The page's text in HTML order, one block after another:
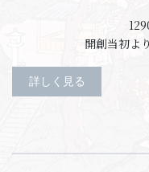
開創当初よ
詳しく見る